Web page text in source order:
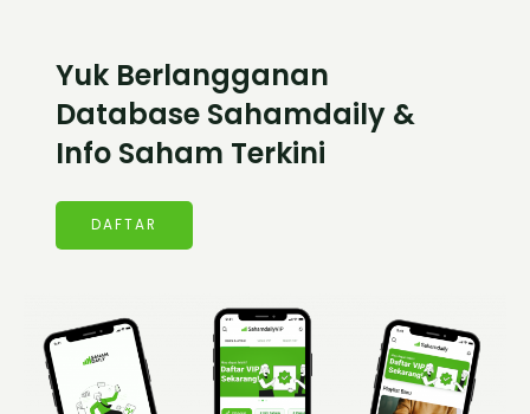
Yuk Berlangganan
Database Sahamdaily &
Info Saham Terkini
DAFTAR